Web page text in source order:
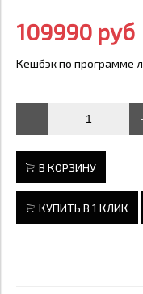
109990 руб
Кешбэк по программе
В КОРЗИНУ
КУПИТЬ В 1 КЛИК